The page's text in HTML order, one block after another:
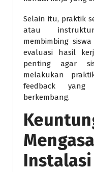
Selain itu, praktik
atau
membimbing
evaluasi hasil
penting agar
melakukan
feedback
berkembang.